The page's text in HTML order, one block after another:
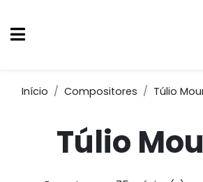
Início Compositores Túlio
Túlio